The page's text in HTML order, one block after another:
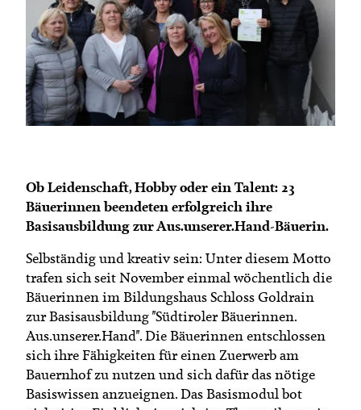
Mitgliedschaft
Landessekretariat
Bäuerliche Buffets
Hofgeschichten
Ob Leidenschaft, Hobby oder ein Talent: 23
Bäuerinnen beendeten erfolgreich ihre
Basisausbildung zur Aus.unserer.Hand-Bäuerin.
Selbständig und kreativ sein: Unter diesem Motto
trafen sich seit November einmal wöchentlich die
Bäuerinnen im Bildungshaus Schloss Goldrain
zur Basisausbildung "Südtiroler Bäuerinnen.
Aus.unserer.Hand". Die Bäuerinnen entschlossen
sich ihre Fähigkeiten für einen Zuerwerb am
Bauernhof zu nutzen und sich dafür das nötige
Basiswissen anzueignen. Das Basismodul bot